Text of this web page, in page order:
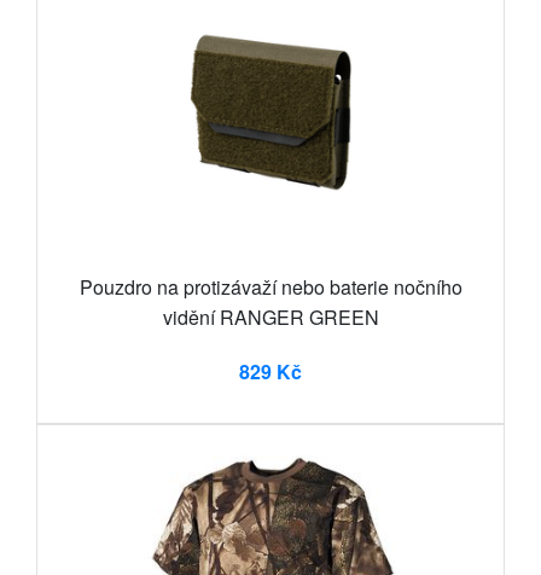
Pouzdro na protizávaží nebo baterie nočního
vidění RANGER GREEN
829 Kč